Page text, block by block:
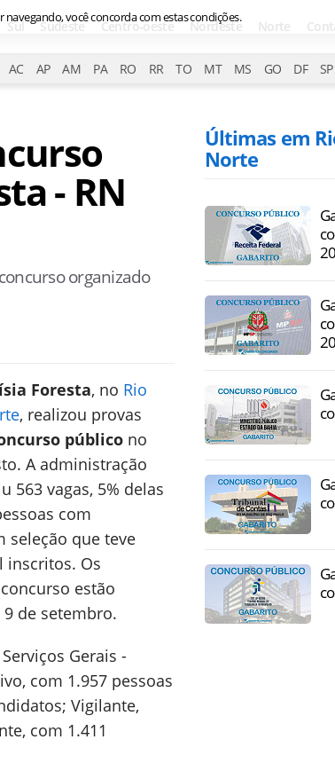
Sul Sudeste Centro-oeste Nordeste Norte
AC AP AM PA RO RR TO MT MS GO DF SP
- RN
organizado
Foresta, no Rio
, realizou provas
público no
A administração
563 vagas, 5% delas
com
seleção que teve
inscritos. Os
estão
de setembro.
Gerais -
com 1.957 pessoas
Vigilante,
com 1.411
Últimas em
Norte
navegando, você concorda com estas condições.